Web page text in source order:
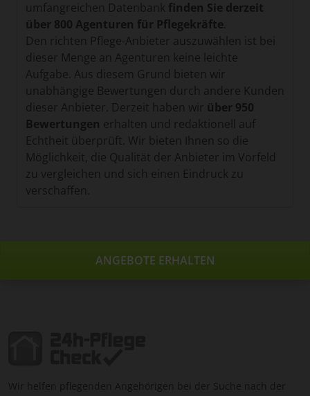
umfangreichen Datenbank finden Sie derzeit
über 800 Agenturen für Pflegekräfte
Den richten Pflege-Anbieter auszuwählen ist bei
dieser Menge an Agenturen keine leichte
Aufgabe. Aus diesem Grund bieten wir
unabhängige Bewertungen durch andere Kunden
dieser Anbieter. Derzeit haben wir über 950
Bewertungen erhalten und redaktionell auf
Echtheit überprüft. Wir bieten Ihnen so die
Möglichkeit, die Qualität der Anbieter im Vorfeld
zu vergleichen und sich einen Eindruck zu
verschaffen.
ANGEBOTE ERHALTEN
Wir helfen pflegenden Angehörigen bei der Suche nach der